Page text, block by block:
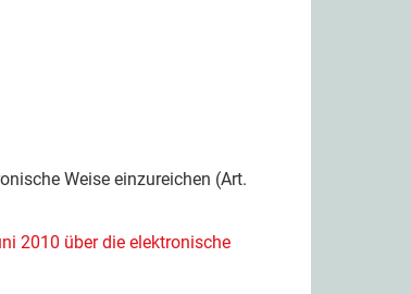
Weise einzureichen (Art.
2010 über die elektronische